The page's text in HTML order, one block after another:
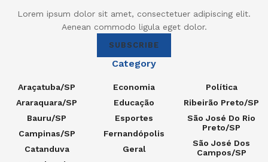
Lorem ipsum dolor sit amet, consectetuer adipiscing elit.
Aenean commodo ligula eget dolor.
SUBSCRIBE
Category
Araçatuba/SP
Araraquara/SP
Bauru/SP
Campinas/SP
Catanduva
Economia
Educação
Esportes
Fernandópolis
Geral
Política
Ribeirão Preto/SP
São José Do Rio
Preto/SP
São José Dos
Campos/SP